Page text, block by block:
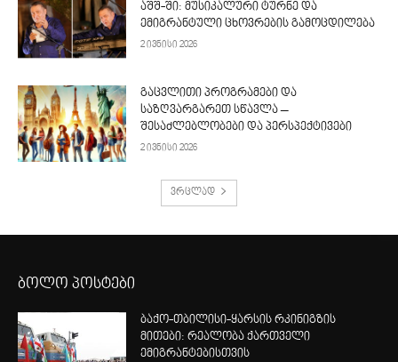
აშშ-ში: მუსიკალური ტურნე და
ემიგრანტული ცხოვრების გამოცდილება
2 ივნისი 2026
გაცვლითი პროგრამები და
საზღვარგარეთ სწავლა –
შესაძლებლობები და პერსპექტივები
2 ივნისი 2026
ვრცლად
ბოლო პოსტები
ბაქო-თბილისი-ყარსის რკინიგზის
მითები: რეალობა ქართველი
ემიგრანტებისთვის